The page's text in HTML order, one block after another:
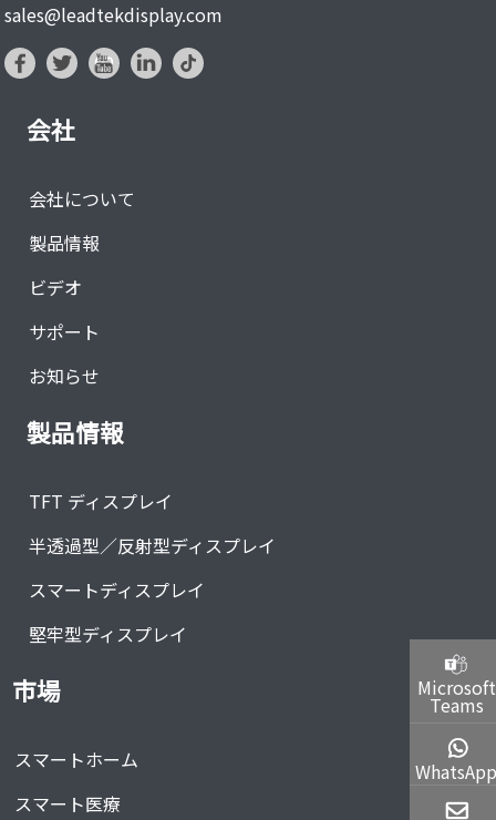
sales@leadtekdisplay.com
会社
会社について
製品情報
ビデオ
サポート
お知らせ
製品情報
TFT ディスプレイ
半透過型／反射型ディスプレイ
スマートディスプレイ
堅牢型ディスプレイ
市場
スマートホーム
スマート医療
Microsoft
Teams
WhatsApp